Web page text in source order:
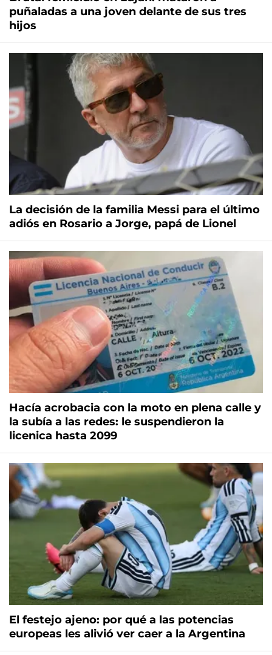
puñaladas a una joven delante de sus tres
hijos
La decisión de la familia Messi para el último
adiós en Rosario a Jorge, papá de Lionel
Hacía acrobacia con la moto en plena calle y
la subía a las redes: le suspendieron la
licenica hasta 2099
El festejo ajeno: por qué a las potencias
europeas les alivió ver caer a la Argentina